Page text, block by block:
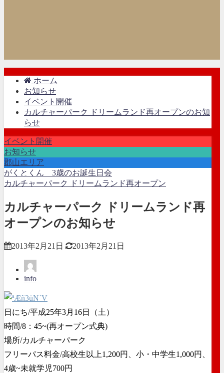
ホーム
お知らせ
イベント開催
カルチャーパーク ドリームランド再オープンのお知
らせ
イベント開催
お知らせ
郡山エリア
がくとくん 3歳のお誕生日会
カルチャーパーク ドリームランド再オープン
カルチャーパーク ドリームランド再
オープンのお知らせ
2013年2月21日 2013年2月21日
info
日にち/平成25年3月16日（土）
時間/8：45~(再オープン式典)
場所/カルチャーパーク
フリーパス料金/高校生以上1,200円、小・中学生1,000円、
4歳~未就学児700円